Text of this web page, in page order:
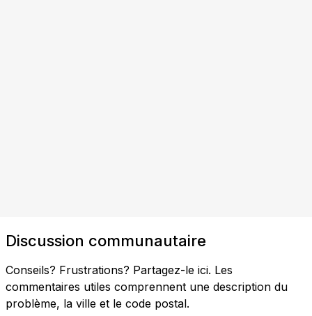
Discussion communautaire
Conseils? Frustrations? Partagez-le ici. Les
commentaires utiles comprennent une description du
problème, la ville et le code postal.